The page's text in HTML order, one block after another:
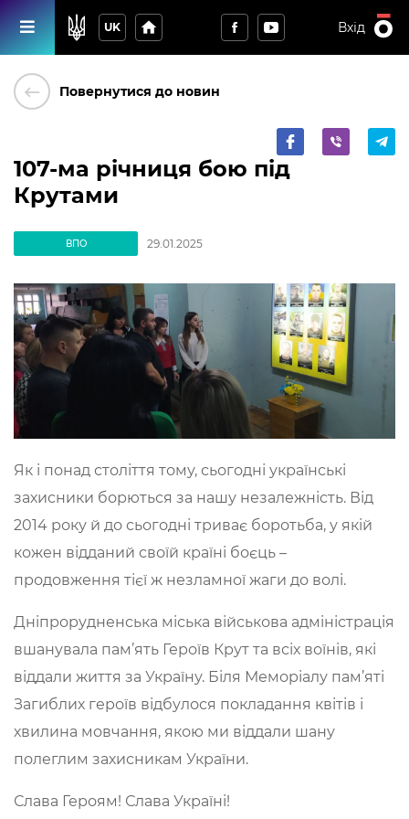
UK home Вхід
keyboard_backspace Повернутися до новин
107-ма річниця бою під
Крутами
ВПО 29.01.2025
Як і понад століття тому, сьогодні українські
захисники борються за нашу незалежність. Від
2014 року й до сьогодні триває боротьба, у якій
кожен відданий своїй країні боєць –
продовження тієї ж незламної жаги до волі.
Дніпрорудненська міська військова адміністрація
вшанувала пам’ять Героїв Крут та всіх воїнів, які
віддали життя за Україну. Біля Меморіалу пам’яті
Загиблих героїв відбулося покладання квітів і
хвилина мовчання, якою ми віддали шану
полеглим захисникам України.
Слава Героям! Слава Україні!